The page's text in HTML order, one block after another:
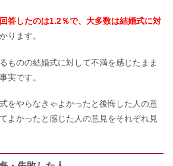
芳園の結婚式の費用｜芸能人に人気
理が美味しい等ブライダル情報も
リーウィンストンの口コミ！刻印や
回答したのは1.2％で、大多数は結婚式に対
ります。
ものの結婚式に対して不満を感じたまま
実です。
をやらなきゃよかったと後悔した人の意
よかったと感じた人の意見をそれぞれ見